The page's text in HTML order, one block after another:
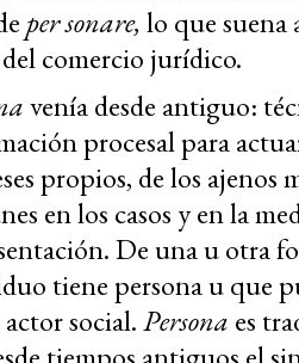
per sonare, lo que suena
del comercio jurídico.
venía desde antiguo:
procesal para
propios, de los ajenos
en los casos y en la
De una u otra
tiene persona u que
social.Persona es